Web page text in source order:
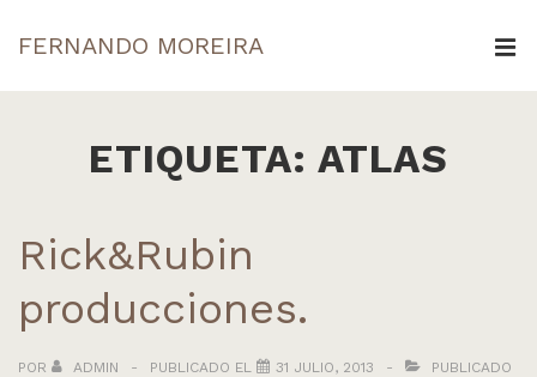
Saltar
al
FERNANDO MOREIRA
principalETIQUETA: ATLAS
Rick&Rubin
producciones.
POR ADMIN PUBLICADO EL 31 JULIO, 2013
PUBLICADO